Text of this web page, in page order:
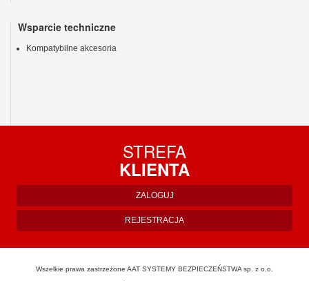
Wsparcie techniczne
Kompatybilne akcesoria
STREFA
KLIENTA
ZALOGUJ
REJESTRACJA
Wszelkie prawa zastrzeżone AAT SYSTEMY BEZPIECZEŃSTWA sp. z o.o.